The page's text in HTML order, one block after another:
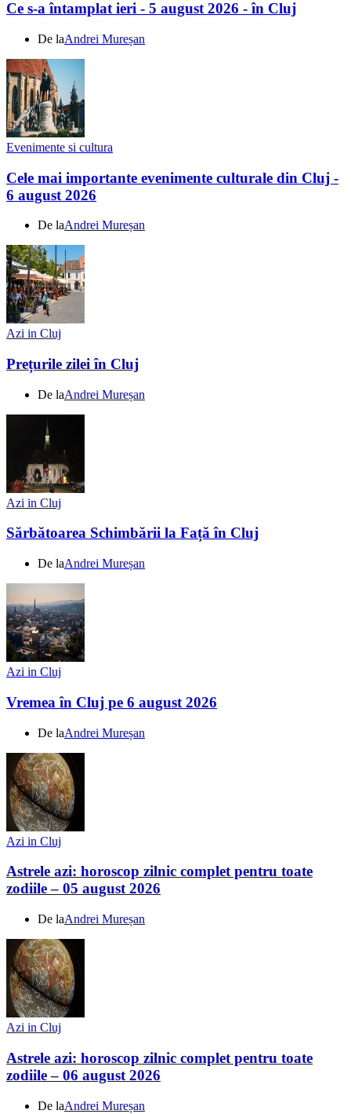
Ce s-a întamplat ieri - 5 august 2026 - în Cluj
De laAndrei Mureșan
Evenimente si cultura
Cele mai importante evenimente culturale din Cluj -
6 august 2026
De laAndrei Mureșan
Azi in Cluj
Prețurile zilei în Cluj
De laAndrei Mureșan
Azi in Cluj
Sărbătoarea Schimbării la Față în Cluj
De laAndrei Mureșan
Azi in Cluj
Vremea în Cluj pe 6 august 2026
De laAndrei Mureșan
Azi in Cluj
Astrele azi: horoscop zilnic complet pentru toate
zodiile – 05 august 2026
De laAndrei Mureșan
Azi in Cluj
Astrele azi: horoscop zilnic complet pentru toate
zodiile – 06 august 2026
De laAndrei Mureșan